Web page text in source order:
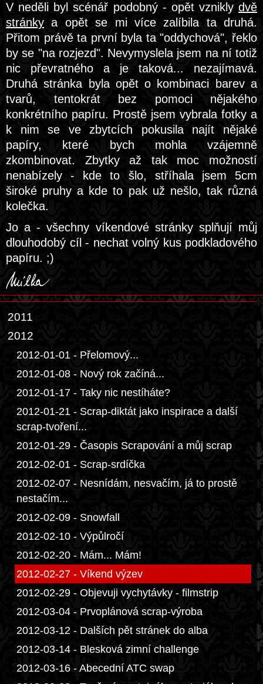
V neděli byl scénář podobný - opět vznikly dvě
stránky a opět se mi více zalíbila ta druhá.
Přitom právě ta první byla ta "oddychová", řeklo
by se "na rozjezd". Nevymyslela jsem na ní totiž
nic převratného a je taková... nezajímavá.
Druhá stránka byla opět o kombinaci barev a
tvarů, tentokrát bez pomoci nějakého
konkrétního papíru. Prostě jsem vybrala fotky a
k nim se ve zbytcích pokusila najít nějaké
papíry, které bych mohla vzájemně
zkombinovat. Zbytky až tak moc možností
nenabízely - kde to šlo, stříhala jsem 5cm
široké pruhy a kde to pak už nešlo, tak různá
kolečka.
Jo a - všechny víkendové stránky splňují můj
dlouhodobý cíl - nechat volný kus podkladového
papíru. ;)
2011
2012
2012-01-01 - Přelomový...
2012-01-08 - Nový rok začíná...
2012-01-17 - Taky nic nestíháte?
2012-01-21 - Scrap-diktát jako inspirace a další
scrap-tvoření...
2012-01-29 - Časopis Scrapování a můj scrap
2012-02-01 - Scrap-srdíčka
2012-02-07 - Nesnídám, nesvačím, já to prostě
nestačím...
2012-02-09 - Snowfall
2012-02-10 - Výpůlročí
2012-02-20 - Mám... Mám!
2012-02-27 - Víkend výzev
2012-02-29 - Objevuji vychytávky - filmstrip
2012-03-04 - Prvoplánová scrap-výroba
2012-03-12 - Dalších pět stránek do alba
2012-03-14 - Blesková zimní challenge
2012-03-16 - Abecední ATC swap